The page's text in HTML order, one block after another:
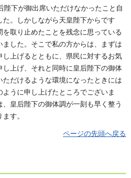
陛下が御出席いただけなかったこと自
。しかしながら天皇陛下からです
取り止めたことを残念に思っている
した。そこで私の方からは、まずは
上げるとともに、県民に対するお気
上げ、それと同時に皇后陛下の御体
だけるような環境になったときには
うに申し上げたところでございま
皇后陛下の御体調が一刻も早く整う
ます。
ページの先頭へ戻る